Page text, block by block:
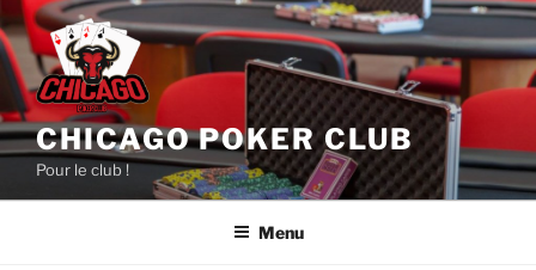
Aller
au
contenu
principal
CHICAGO POKER CLUB
Pour le club !
Menu